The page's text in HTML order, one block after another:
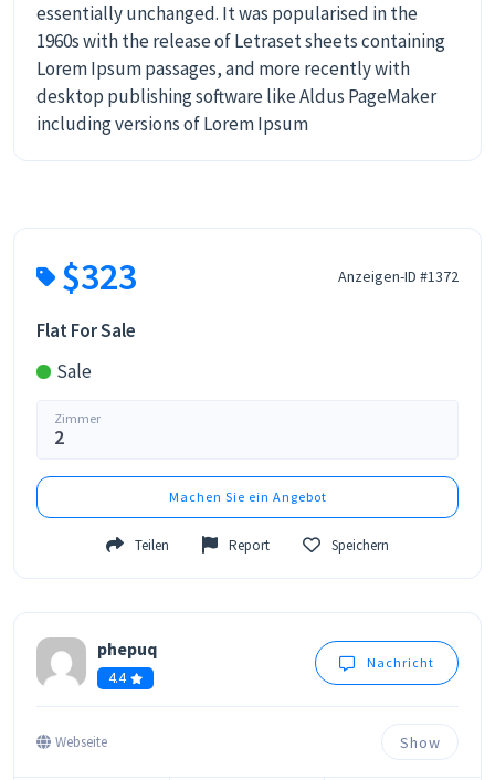
essentially unchanged. It was popularised in the
1960s with the release of Letraset sheets containing
Lorem Ipsum passages, and more recently with
desktop publishing software like Aldus PageMaker
including versions of Lorem Ipsum
$323 Anzeigen-ID #1372
Flat For Sale
Sale
Zimmer
2
Machen Sie ein Angebot
Teilen Report Speichern
phepuq
4.4
Nachricht
Webseite Show